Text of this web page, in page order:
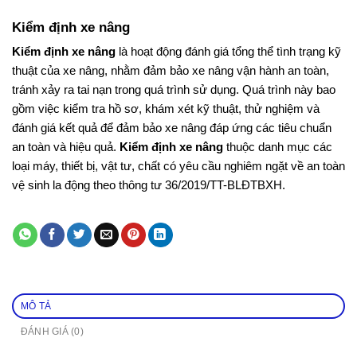
Kiểm định xe nâng
Kiểm định xe nâng là hoạt động đánh giá tổng thể tình trạng kỹ
thuật của xe nâng, nhằm đảm bảo xe nâng vận hành an toàn,
tránh xảy ra tai nạn trong quá trình sử dụng. Quá trình này bao
gồm việc kiểm tra hồ sơ, khám xét kỹ thuật, thử nghiệm và
đánh giá kết quả để đảm bảo xe nâng đáp ứng các tiêu chuẩn
an toàn và hiệu quả. Kiểm định xe nâng thuộc danh mục các
loại máy, thiết bị, vật tư, chất có yêu cầu nghiêm ngặt về an toàn
vệ sinh la động theo thông tư 36/2019/TT-BLĐTBXH.
MÔ TẢ
ĐÁNH GIÁ (0)